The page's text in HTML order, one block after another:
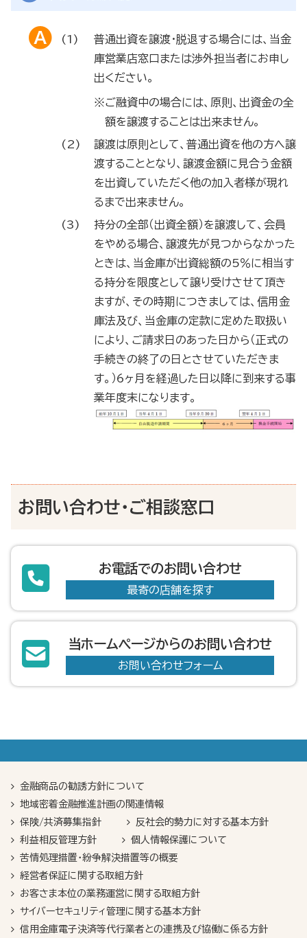
普通出資を譲渡・脱退する場合には、当金
庫営業店窓口または渉外担当者にお申し
出ください。
※ご融資中の場合には、原則、出資金の全
額を譲渡することは出来ません。
譲渡は原則として、普通出資を他の方へ譲
渡することとなり、譲渡金額に見合う金額
を出資していただく他の加入者様が現れ
るまで出来ません。
持分の全部（出資全額）を譲渡して、会員
をやめる場合、譲渡先が見つからなかった
ときは、当金庫が出資総額の5％に相当す
る持分を限度として譲り受けさせて頂き
ますが、その時期につきましては、信用金
庫法及び、当金庫の定款に定めた取扱い
により、ご請求日のあった日から（正式の
手続きの終了の日とさせていただきま
す。）6ヶ月を経過した日以降に到来する事
業年度末になります。
お問い合わせ・ご相談窓口
お電話でのお問い合わせ
最寄の店舗を探す
当ホームページからのお問い合わせ
お問い合わせフォーム
金融商品の勧誘方針について
地域密着金融推進計画の関連情報
保険/共済募集指針
反社会的勢力に対する基本方針
利益相反管理方針
個人情報保護について
苦情処理措置・紛争解決措置等の概要
経営者保証に関する取組方針
お客さま本位の業務運営に関する取組方針
サイバーセキュリティ管理に関する基本方針
信用金庫電子決済等代行業者との連携及び協働に係る方針